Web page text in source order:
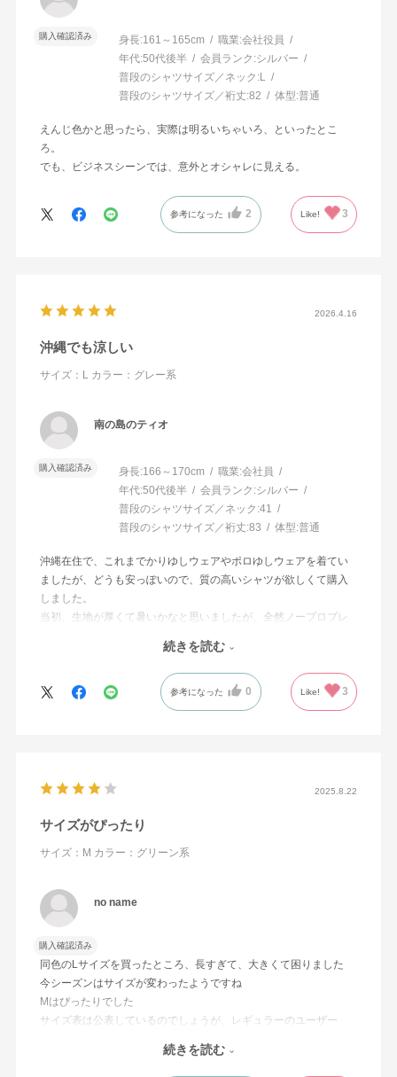
購入確認済み 身長:161～165cm 職業:会社役員
年代:50代後半 会員ランク:シルバー
普段のシャツサイズ／ネック:L
普段のシャツサイズ／裄丈:82 体型:普通
えんじ色かと思ったら、実際は明るいちゃいろ、といったとこ
ろ。
でも、ビジネスシーンでは、意外とオシャレに見える。
参考になった 2 Like! 3
2026.4.16
沖縄でも涼しい
サイズ：L カラー：グレー系
南の島のティオ
購入確認済み 身長:166～170cm 職業:会社員
年代:50代後半 会員ランク:シルバー
普段のシャツサイズ／ネック:41
普段のシャツサイズ／裄丈:83 体型:普通
沖縄在住で、これまでかりゆしウェアやポロゆしウェアを着てい
ましたが、どうも安っぽいので、質の高いシャツが欲しくて購入
しました。
当初、生地が厚くて暑いかなと思いましたが、全然ノープロブレ
他の色も変え揃える予定です。おすすめ。
続きを読む
参考になった 0 Like! 3
2025.8.22
サイズがぴったり
サイズ：M カラー：グリーン系
no name
購入確認済み
同色のLサイズを買ったところ、長すぎて、大きくて困りました
今シーズンはサイズが変わったようですね
Mはぴったりでした
サイズ表は公表しているのでしょうが、レギュラーのユーザー
変わったのなら、何が何センチ増したとか、カットがゆったりし
続きを読む